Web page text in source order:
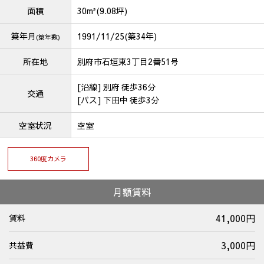
面積 30m²(9.08坪)
築年月 (築年数) 1991/11/25(築34年)
所在地 別府市石垣東3丁目2番51号
交通
[沿線] 別府 徒歩36分
[バス] 下田中 徒歩3分
空室状況 空室
360度カメラ
月額賃料
賃料 41,000円
共益費 3,000円